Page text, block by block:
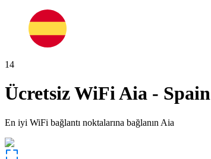
14
Ücretsiz WiFiAia - Spain
En iyi WiFi bağlantı noktalarına bağlanın Aia